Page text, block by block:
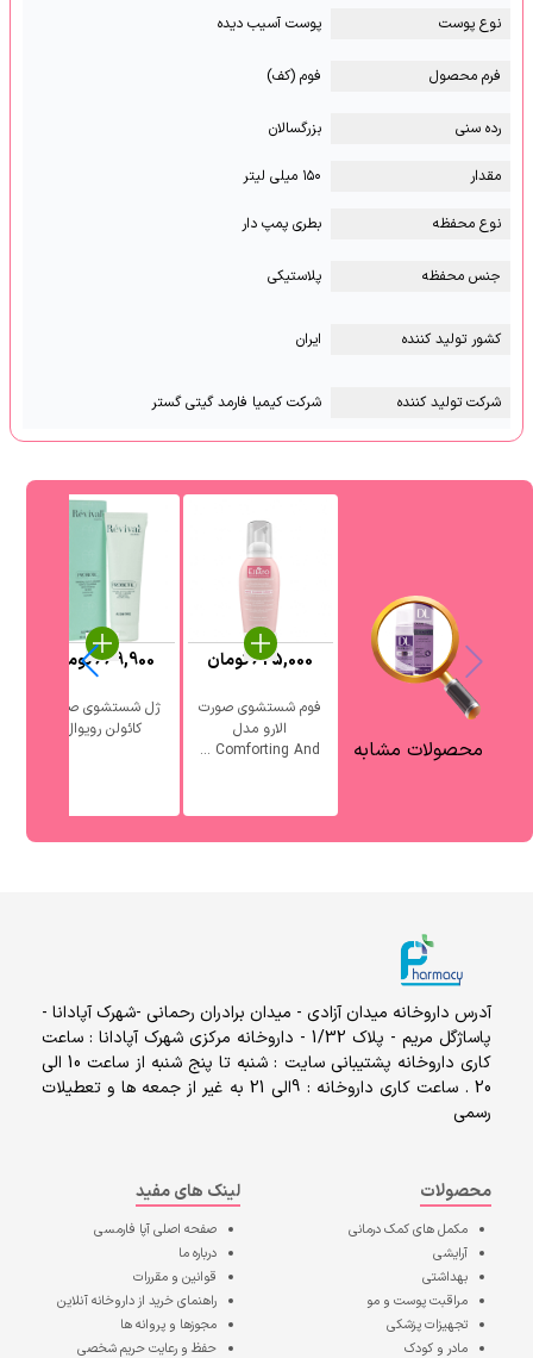
نوع پوست پوست آسیب دیده
فرم محصول فوم (کف)
رده سنی بزرگسالان
مقدار ۱۵۰ میلی لیتر
نوع محفظه بطری پمپ دار
جنس محفظه پلاستیکی
کشور تولید کننده ایران
شرکت تولید کننده شرکت کیمیا فارمد گیتی گستر
محصولات مشابه
فوم شستشوی صورت
الارو مدل
Comforting And ...
625,000تومان
ژل شستشوی صورت
کائولن رویوال
669,900تومان
آدرس داروخانه میدان آزادی - میدان برادران رحمانی -شهرک آپادانا -
پاساژگل مریم - پلاک 1/32 - داروخانه مرکزی شهرک آپادانا : ساعت
کاری داروخانه پشتیبانی سایت : شنبه تا پنج شنبه از ساعت 10 الی
20 . ساعت کاری داروخانه : 9الی 21 به غیر از جمعه ها و تعطیلات
رسمی
محصولات
مکمل های کمک درمانی
آرایشی
بهداشتی
مراقبت پوست و مو
تجهیزات پزشکی
مادر و کودک
لینک های مفید
صفحه اصلیآپا فارمسی
درباره ما
قوانین و مقررات
راهنمای خرید از داروخانه آنلاین
مجوزها و پروانه ها
حفظ و رعایت حریم شخصی